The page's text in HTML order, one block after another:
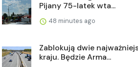
Pijany 75-latek wta...
48 minutes ago
Zablokują dwie
kraju. Będzie Arma...